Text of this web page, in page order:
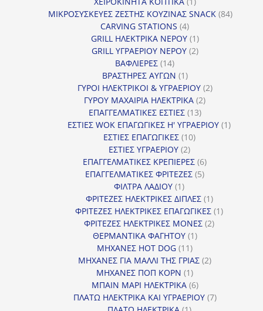
προϊόν
ΜΙΚΡΟΣΥΣΚΕΥΕΣ ΖΕΣΤΗΣ ΚΟΥΖΙΝΑΣ SNACK 8484
CARVING STATIONS 44
προϊόντα
GRILL ΗΛΕΚΤΡΙΚΑ ΝΕΡΟΥ 11
προϊόν
GRILL ΥΓΡΑΕΡΙΟΥ ΝΕΡΟΥ 22
ΒΑΦΛΙΕΡΕΣ 1414
προϊόντα
ΒΡΑΣΤΗΡΕΣ ΑΥΓΩΝ 11
προϊόν
ΓΥΡΟΙ ΗΛΕΚΤΡΙΚΟΙ & ΥΓΡΑΕΡΙΟΥ 22
ΓΥΡΟΥ ΜΑΧΑΙΡΙΑ ΗΛΕΚΤΡΙΚΑ 22
ΕΠΑΓΓΕΛΜΑΤΙΚΕΣ ΕΣΤΙΕΣ 1313
προϊόντα
ΕΣΤΙΕΣ WOK ΕΠΑΓΩΓΙΚΕΣ Η' ΥΓΡΑΕΡΙΟΥ 11
ΕΣΤΙΕΣ ΕΠΑΓΩΓΙΚΕΣ 1010
ΕΣΤΙΕΣ ΥΓΡΑΕΡΙΟΥ 22
προϊόντα
ΕΠΑΓΓΕΛΜΑΤΙΚΕΣ ΚΡΕΠΙΕΡΕΣ 66
προϊόντα
ΕΠΑΓΓΕΛΜΑΤΙΚΕΣ ΦΡΙΤΕΖΕΣ 55
ΦΙΛΤΡΑ ΛΑΔΙΟΥ 11
προϊόν
ΦΡΙΤΕΖΕΣ ΗΛΕΚΤΡΙΚΕΣ ΔΙΠΛΕΣ 11
προϊόν
ΦΡΙΤΕΖΕΣ ΗΛΕΚΤΡΙΚΕΣ ΕΠΑΓΩΓΙΚΕΣ 11
ΦΡΙΤΕΖΕΣ ΗΛΕΚΤΡΙΚΕΣ ΜΟΝΕΣ 22
ΘΕΡΜΑΝΤΙΚΑ ΦΑΓΗΤΟΥ 11
ΜΗΧΑΝΕΣ HOT DOG 1111
προϊόντα
ΜΗΧΑΝΕΣ ΓΙΑ ΜΑΛΛΙ ΤΗΣ ΓΡΙΑΣ 22
ΜΗΧΑΝΕΣ ΠΟΠ ΚΟΡΝ 11
προϊόν
ΜΠΑΙΝ ΜΑΡΙ ΗΛΕΚΤΡΙΚΑ 66
προϊόντα
ΠΛΑΤΩ ΗΛΕΚΤΡΙΚΑ ΚΑΙ ΥΓΡΑΕΡΙΟΥ 77